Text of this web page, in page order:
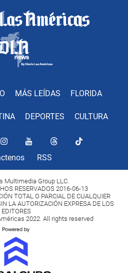
MÁS LEÍDAS FLORIDA
DEPORTES CULTURA
RSS
Multimedia Group LLC.
RESERVADOS 2016-06-13
TOTAL O PARCIAL DE CUALQUIER
LA AUTORIZACIÓN EXPRESA DE LOS
EDITORES
2022. All rights reserved